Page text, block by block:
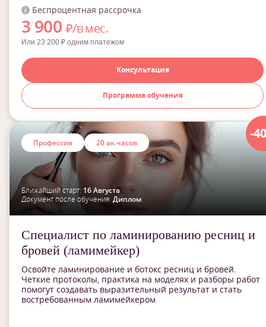
Беспроцентная рассрочка
3 900 ₽/в мес.
Или 23 200 ₽ одним платежом
Консультация
Программа обучения
-
Профессия 20 ак.часов
Ближайший старт: 16 Августа
Документ после обучения: Диплом
Специалист по ламинированию ресниц и
бровей (ламимейкер)
Освойте ламинирование и ботокс ресниц и бровей.
Четкие протоколы, практика на моделях и разборы работ
помогут создавать выразительный результат и стать
востребованным ламимейкером